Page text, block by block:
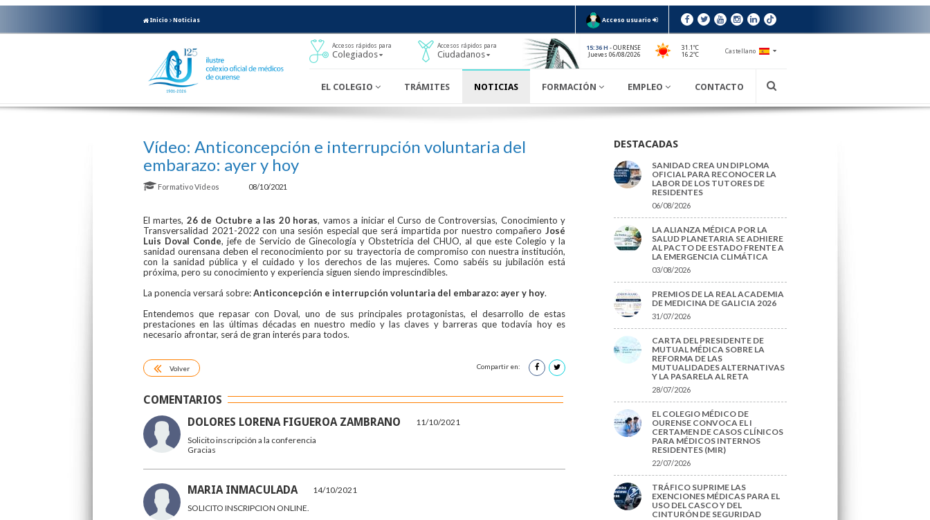
Inicio Noticias Acceso usuario
Accesos rápidos para
Colegiados
Accesos rápidos para
Ciudadanos
15:36 H - OURENSE
Jueves 06/08/2026
31.1ºC
16.2ºC
Castellano
EL COLEGIO TRÁMITES NOTICIAS FORMACIÓN EMPLEO CONTACTO
Vídeo: Anticoncepción e interrupción voluntaria del
embarazo: ayer y hoy
FormativoVídeos 08/10/2021
El martes, 26 de Octubre a las 20 horas, vamos a iniciar el Curso de Controversias, Conocimiento y
Transversalidad 2021-2022 con una sesión especial que será impartida por nuestro compañero José
Luis Doval Conde, jefe de Servicio de Ginecología y Obstetricia del CHUO, al que este Colegio y la
sanidad ourensana deben el reconocimiento por su trayectoria de compromiso con nuestra institución,
con la sanidad pública y el cuidado y los derechos de las mujeres. Como sabéis su jubilación está
próxima, pero su conocimiento y experiencia siguen siendo imprescindibles.
La ponencia versará sobre:Anticoncepción e interrupción voluntaria del embarazo: ayer y hoy.
Entendemos que repasar con Doval, uno de sus principales protagonistas, el desarrollo de estas
prestaciones en las últimas décadas en nuestro medio y las claves y barreras que todavía hoy es
necesario afrontar, será de gran interés para todos.
Volver Compartir en:
COMENTARIOS
DOLORES LORENA FIGUEROA ZAMBRANO
11/10/2021
Solicito inscripción a la conferencia
Gracias
MARIA INMACULADA
14/10/2021
SOLICITO INSCRIPCION ONLINE.
DESTACADAS
SANIDAD CREA UN DIPLOMA
OFICIAL PARA RECONOCER LA
LABOR DE LOS TUTORES DE
RESIDENTES
06/08/2026
LA ALIANZA MÉDICA POR LA
SALUD PLANETARIA SE ADHIERE
AL PACTO DE ESTADO FRENTE A
LA EMERGENCIA CLIMÁTICA
03/08/2026
PREMIOS DE LA REAL ACADEMIA
DE MEDICINA DE GALICIA 2026
31/07/2026
CARTA DEL PRESIDENTE DE
MUTUAL MÉDICA SOBRE LA
REFORMA DE LAS
MUTUALIDADES ALTERNATIVAS
Y LA PASARELA AL RETA
28/07/2026
EL COLEGIO MÉDICO DE
OURENSE CONVOCA EL I
CERTAMEN DE CASOS CLÍNICOS
PARA MÉDICOS INTERNOS
RESIDENTES (MIR)
22/07/2026
TRÁFICO SUPRIME LAS
EXENCIONES MÉDICAS PARA EL
USO DEL CASCO Y DEL
CINTURÓN DE SEGURIDAD